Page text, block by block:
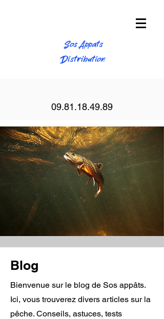
Sos Appats
Distribution
09.81.18.49.89
Blog
Bienvenue sur le blog de Sos appâts.
Ici, vous trouverez divers articles sur la
pêche. Conseils, astuces, tests